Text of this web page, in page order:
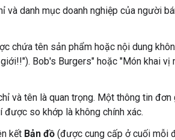
và danh mục doanh nghiệp của người
chứa tên sản phẩm hoặc nội dung
Bob's Burgers" hoặc "Món khai
và tên là quan trọng. Một thông tin
được so khớp là không chính xác.
kết Bản đồ (được cung cấp ở cuối mỗi